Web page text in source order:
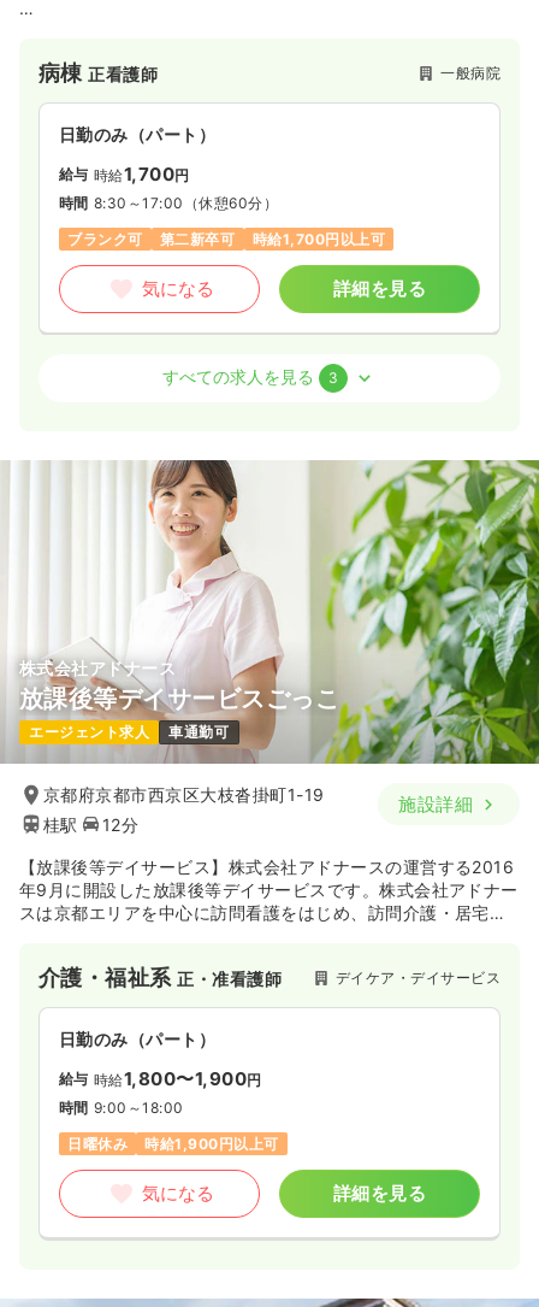
を提供しております。
整形外科・内科・消化器疾患・透析医療を中心に、術前・術後
管理や高齢者医療、在宅復帰支援など幅広い症例を経験できる
ことが大きな魅力です。
多職種との連携を重視し、患者さん一人ひとりに寄り添ったチ
ーム医療を実践。
教育・人材育成にも力を入れており、経験の浅い方からキャリ
されております。
地域に根差した病院として、「その人らしい生活」を支える看
病棟正看護師 一般病院
日勤のみ（パート）
給与 時給1,700円
時間 8:30～17:00 （休憩60分）
ブランク可
第二新卒可 時給1,700円以上可
気になる 詳細を見る
オペ室(手術室)正看護師
1,700円〜
8:30～17:00
担当業務未経験可
第二新卒可 時給1,700円以上可
気になる 詳細を見る
訪問看護正看護師 一般病院
日勤のみ（パート） 一時募集休止
給与 時給1,700円
時間 9:00～17:30
日曜休み
気になる 詳細を見る
外来 正看護師 一般病院
日勤のみ（パート）
給与 時給 1,700
時間 8:30～17:00
担当業務未経験可
第二新卒可
気になる 詳細を見る
すべての求人を見る 3
株式会社アドナース
放課後等デイサービスごっこ
エージェント求人 車通勤可
京都府京都市西京区大枝沓掛町1-19
桂駅
12分
施設詳細
【放課後等デイサービス】株式会社アドナースの運営する2016
年9月に開設した放課後等デイサービスです。株式会社アドナー
スは京都エリアを中心に訪問看護をはじめ、訪問介護・居宅介
ートも展開するなど、時代と共に変化し続ける地域のニーズに
寄り添ったサービスを展開しています。放課後等デイサービス
ごっこでは、お子様の笑顔あふれる場所になれるように努力し
続けています。
介護・福祉系正・准看護師 デイケア・デイサービス
日勤のみ（パート）
給与 時給1,800〜1,900円
時間 9:00～18:00
日曜休み
時給1,900円以上可
気になる 詳細を見る